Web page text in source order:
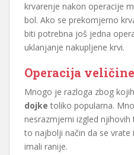
krvarenje nakon operacije
bol. Ako se prekomjerno
biti potrebna još jedna
uklanjanje nakupljene krvi.
Operacija
Mnogo je razloga zbog
dojke toliko popularna.
nesrazmjerni izgled
to najbolji način da se
imali ranije.